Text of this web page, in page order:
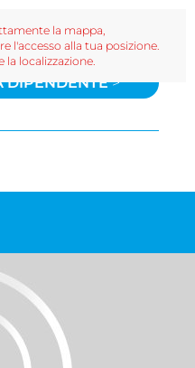
DIPENDENTE>
la mappa,
l'accesso alla tua posizione.
la localizzazione.